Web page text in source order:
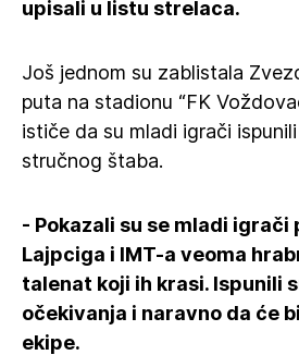
upisali u listu strelaca.
Još jednom su zablistala
puta na stadionu “FK
ističe da su mladi igrači
stručnog štaba.
- Pokazali su se mladi igrači
Lajpciga i IMT-a veoma
talenat koji ih krasi. Ispunili
očekivanja i naravno da će
ekipe.